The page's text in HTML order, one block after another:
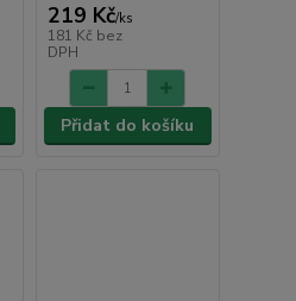
219 Kč/ks
181 Kč bez
DPH
Přidat do košíku